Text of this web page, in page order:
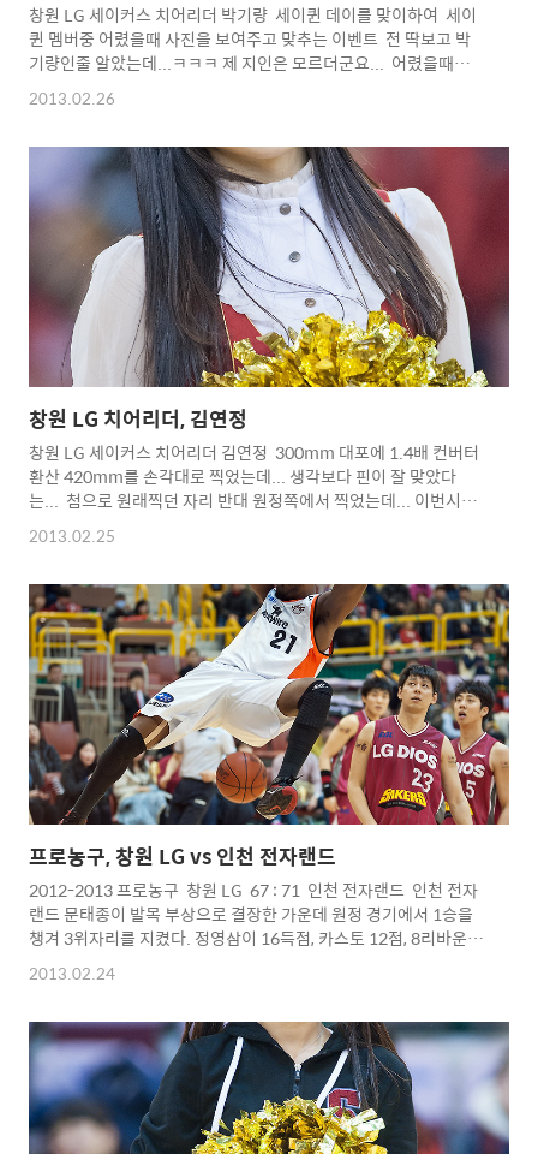
창원 LG 세이커스 치어리더 박기량 세이퀸 데이를 맞이하여 세이
퀸 멤버중 어렸을때 사진을 보여주고 맞추는 이벤트 전 딱보고 박
기량인줄 알았는데...ㅋㅋㅋ 제 지인은 모르더군요... 어렸을때부터
귀요미...^^ 이번 시즌 마지막 주말경기가 3월달에 딱 한게임 남았
군요... 그동안 수고많으셨어요... 박기량 화이팅 !!!
copied without
permission. Copyright 2012.
toodur2 All pictures cannot be copied without
permission.
2013.02.26
창원 LG 치어리더, 김연정
창원 LG 세이커스 치어리더 김연정 300mm 대포에 1.4배 컨버터
환산 420mm를 손각대로 찍었는데... 생각보다 핀이 잘 맞았다
는... 첨으로 원래찍던 자리 반대 원정쪽에서 찍었는데... 이번시즌
주말 마지막 경기도 이쪽에서 찍어야... Copyright 2012.
toodur2 All pictures cannot be copied without
All pictures cannot be copied without permission.
2013.02.25
프로농구, 창원 LG vs 인천 전자랜드
2012-2013 프로농구 창원 LG 67 : 71 인천 전자랜드 인천 전자
랜드 문태종이 발목 부상으로 결장한 가운데 원정 경기에서 1승을
챙겨 3위자리를 지켰다. 정영삼이 16득점, 카스토 12점, 8리바운드
로 팀 승리에 견인... 반면 창원 LG는 기승호와 백인선의 연속 득점
으로 종료 50초 전 67-69로 따라 붙었으나, LG의 마지막 공격에서
슛을 성공하며 승리의 마침표를.... 일괄변환했더니 사진 색감이
제각기 엉망이군요...ㅋㅋㅋㅋ Copyright 2012. toodur2 All
pictures cannot be copied without
permission. ..
2013.02.24